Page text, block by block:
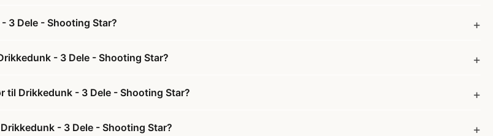
3 Dele - Shooting Star?
- 3 Dele - Shooting Star?
til Drikkedunk - 3 Dele - Shooting Star?
- 3 Dele - Shooting Star?